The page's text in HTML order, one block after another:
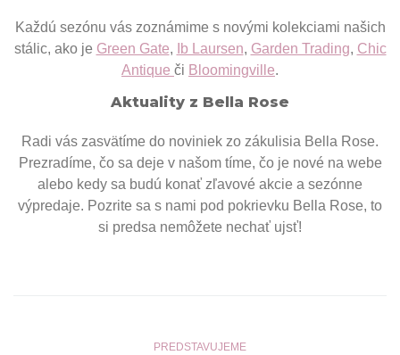
Každú sezónu vás zoznámime s novými kolekciami našich
stálic, ako je Green Gate, Ib Laursen, Garden Trading, Chic
Antique či Bloomingville.
Aktuality z Bella Rose
Radi vás zasvätíme do noviniek zo zákulisia Bella Rose.
Prezradíme, čo sa deje v našom tíme, čo je nové na webe
alebo kedy sa budú konať zľavové akcie a sezónne
výpredaje. Pozrite sa s nami pod pokrievku Bella Rose, to
si predsa nemôžete nechať ujsť!
PREDSTAVUJEME